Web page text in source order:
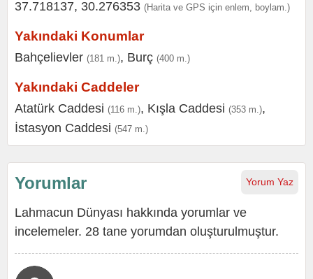
37.718137, 30.276353 (Harita ve GPS için enlem, boylam.)
Yakındaki Konumlar
Bahçelievler (181 m.), Burç (400 m.)
Yakındaki Caddeler
Atatürk Caddesi (116 m.), Kışla Caddesi (353 m.),
İstasyon Caddesi (547 m.)
Yorum Yaz
Yorumlar
Lahmacun Dünyası hakkında yorumlar ve
incelemeler. 28 tane yorumdan oluşturulmuştur.